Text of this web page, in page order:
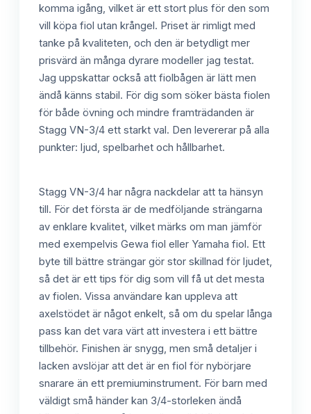
komma igång, vilket är ett stort plus för den som
vill köpa fiol utan krångel. Priset är rimligt med
tanke på kvaliteten, och den är betydligt mer
prisvärd än många dyrare modeller jag testat.
Jag uppskattar också att fiolbågen är lätt men
ändå känns stabil. För dig som söker bästa fiolen
för både övning och mindre framträdanden är
Stagg VN-3/4 ett starkt val. Den levererar på alla
punkter: ljud, spelbarhet och hållbarhet.
Stagg VN-3/4 har några nackdelar att ta hänsyn
till. För det första är de medföljande strängarna
av enklare kvalitet, vilket märks om man jämför
med exempelvis Gewa fiol eller Yamaha fiol. Ett
byte till bättre strängar gör stor skillnad för ljudet,
så det är ett tips för dig som vill få ut det mesta
av fiolen. Vissa användare kan uppleva att
axelstödet är något enkelt, så om du spelar långa
pass kan det vara värt att investera i ett bättre
tillbehör. Finishen är snygg, men små detaljer i
lacken avslöjar att det är en fiol för nybörjare
snarare än ett premiuminstrument. För barn med
väldigt små händer kan 3/4-storleken ändå